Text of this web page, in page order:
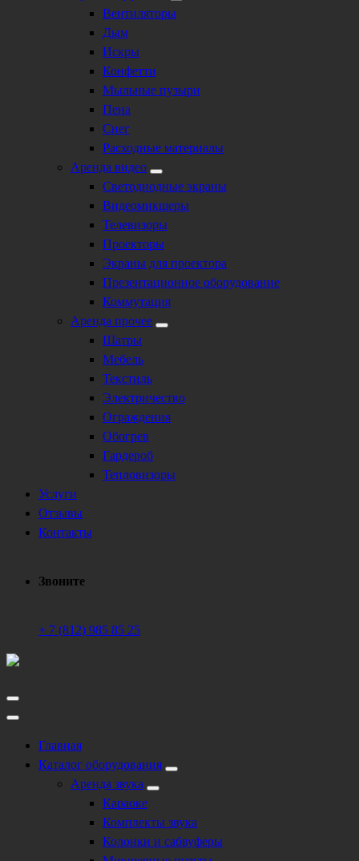
Вентиляторы
Дым
Искры
Конфетти
Мыльные пузыри
Пена
Снег
Расходные материалы
Аренда видео
Светодиодные экраны
Видеомикшеры
Телевизоры
Проекторы
Экраны для проектора
Презентационное оборудование
Коммутация
Аренда прочее
Шатры
Мебель
Текстиль
Электричество
Ограждения
Обогрев
Гардероб
Тепловизоры
Услуги
Отзывы
Контакты
Звоните
+ 7 (812) 985 85 25
Техническое обеспечение мероприятий
Главная
Каталог оборудования
Аренда звука
Караоке
Комплекты звука
Колонки и сабвуферы